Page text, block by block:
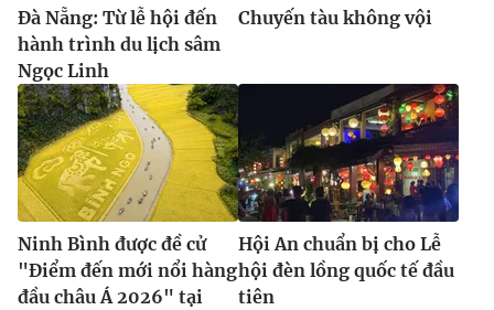
Đà Nẵng: Từ lễ hội đến
hành trình du lịch sâm
Ngọc Linh
Chuyến tàu không vội
Ninh Bình được đề cử
"Điểm đến mới nổi hàng
đầu châu Á 2026" tại
Hội An chuẩn bị cho Lễ
hội đèn lồng quốc tế đầu
tiên